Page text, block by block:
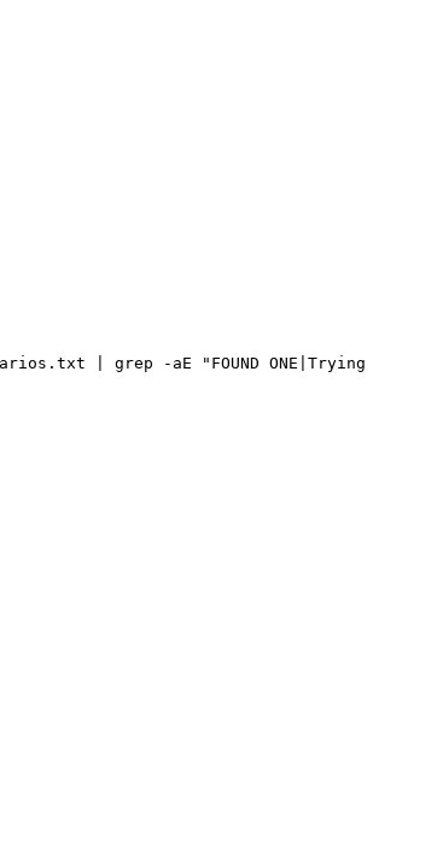
| grep -aE "FOUND ONE|Trying